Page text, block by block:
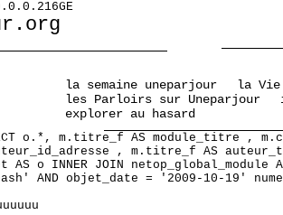
la semaine uneparjour
la Vie
les Parloirs sur Uneparjour
explorer au hasard
o.*, m.titre_f AS module_titre ,
, m.titre_f AS
o INNER JOIN netop_global_module
AND objet_date = '2009-10-19'